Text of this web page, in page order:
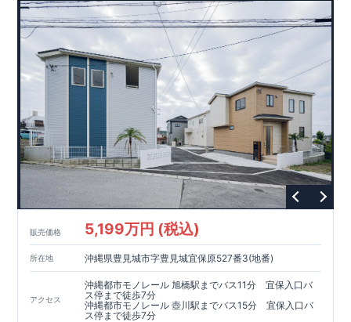
販売価格 5,199万円 (税込)
所在地 沖縄県豊見城市字豊見城宜保原527番3(地番)
アクセス
沖縄都市モノレール 旭橋駅までバス11分 宜保入口バ
ス停まで徒歩7分
沖縄都市モノレール 壺川駅までバス15分 宜保入口バ
ス停まで徒歩7分